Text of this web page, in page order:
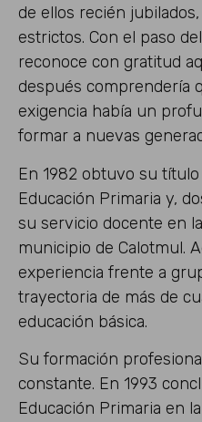
de ellos recién
estrictos. Con el paso
reconoce con gratitud
después comprendería
exigencia había un
formar a nuevas
En 1982 obtuvo su
Educación Primaria y,
su servicio docente en
municipio de Calotmul.
experiencia frente a
trayectoria de más de
educación básica.
Su formación
constante. En 1993
Educación Primaria en